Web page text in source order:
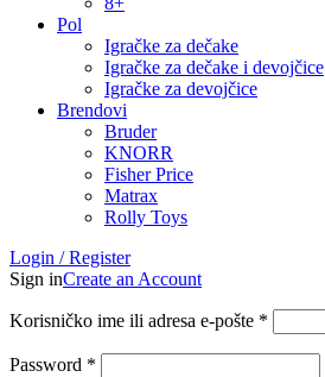
Pol
Igračke za dečake
Igračke za dečake i devojčice
Igračke za devojčice
Brendovi
Bruder
KNORR
Fisher Price
Matrax
Rolly Toys
Login / Register
Sign inCreate an Account
Korisničko ime ili adresa e-pošte *
Password *